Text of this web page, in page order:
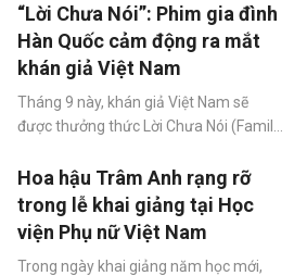
đó có bốn điểm dừng tại Việt Nam. Tại
TP.HCM, buổi hòa nhạc diễn ra vào
ngày 5/10, hứa hẹn mang đến một trải
nghiệm âm nhạc đầy cảm xúc cho khán
giả.
“Lời Chưa Nói”: Phim gia đình
Hàn Quốc cảm động ra mắt
khán giả Việt Nam
Tháng 9 này, khán giả Việt Nam sẽ
được thưởng thức Lời Chưa Nói (Family
diễn, biên kịch Lee Sang Hoon, do Beta
Distribution phát hành.
Hoa hậu Trâm Anh rạng rỡ
trong lễ khai giảng tại Học
viện Phụ nữ Việt Nam
Trong ngày khai giảng năm học mới,